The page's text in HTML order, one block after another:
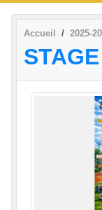
Accueil 2025-